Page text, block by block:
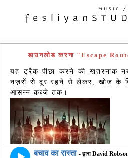
डाउनलोड करना "Escape
यह ट्रैक पीछा करने की खतरनाक
नज़रों से दूर रहने से लेकर, खोज के
आसन्न कब्जे तक।
बचाव का रास्ता - द्वारा David